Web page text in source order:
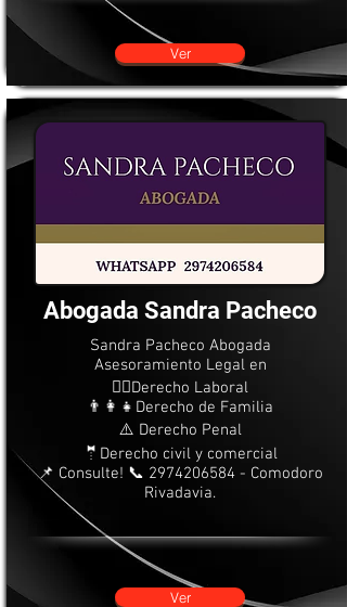
Ver
Abogada Sandra Pacheco
Sandra Pacheco Abogada
Asesoramiento Legal en
👷‍♂️Derecho Laboral
👨‍👩‍👧Derecho de Familia
⚠️ Derecho Penal
🤵Derecho civil y comercial
📌 Consulte! 📞 2974206584- Comodoro
Rivadavia.
Ver